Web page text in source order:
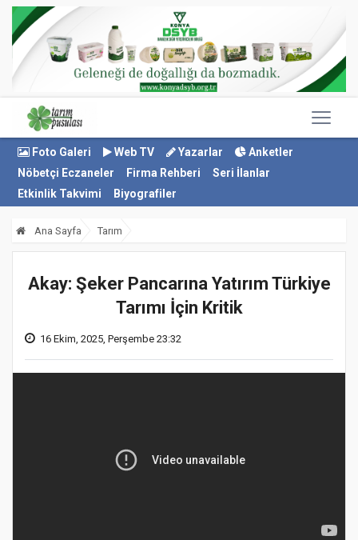
Foto Galeri Web TV Yazarlar
Anketler
Nöbetçi Eczaneler
Firma Rehberi
Seri İlanlar
Etkinlik Takvimi
Biyografiler
Ana Sayfa Tarım
Akay: Şeker Pancarına Yatırım Türkiye
Tarımı İçin Kritik
16 Ekim, 2025, Perşembe 23:32